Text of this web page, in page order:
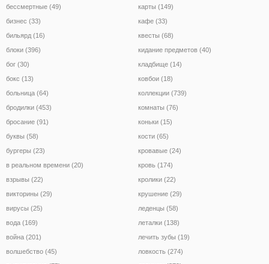
бессмертные (49)
бизнес (33)
бильярд (16)
блоки (396)
бог (30)
бокс (13)
больница (64)
бродилки (453)
бросание (91)
буквы (58)
бургеры (23)
в реальном времени (20)
взрывы (22)
викторины (29)
вирусы (25)
вода (169)
война (201)
волшебство (45)
карты (149)
кафе (33)
квесты (68)
кидание предметов (40)
кладбище (14)
ковбои (18)
коллекции (739)
комнаты (76)
коньки (15)
кости (65)
кровавые (24)
кровь (174)
кролики (22)
крушение (29)
леденцы (58)
леталки (138)
лечить зубы (19)
ловкость (274)